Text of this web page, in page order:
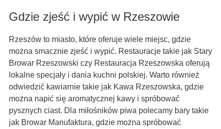
Gdzie zjeść i wypić w Rzeszowie
Rzeszów to miasto, które oferuje wiele miejsc, gdzie
można smacznie zjeść i wypić. Restauracje takie jak Stary
Browar Rzeszowski czy Restauracja Rzeszowska oferują
lokalne specjały i dania kuchni polskiej. Warto również
odwiedzić kawiarnie takie jak Kawa Rzeszowska, gdzie
można napić się aromatycznej kawy i spróbować
pysznych ciast. Dla miłośników piwa polecamy bary takie
jak Browar Manufaktura, gdzie można spróbować